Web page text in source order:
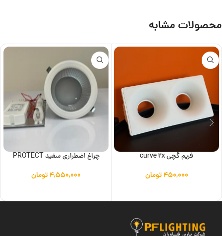
محصولات مشابه
فریم گچی curve 2x
۴۵۰,۰۰۰تومان
چراغ اضطراری سفید PROTECT
۴,۵۵۰,۰۰۰تومان